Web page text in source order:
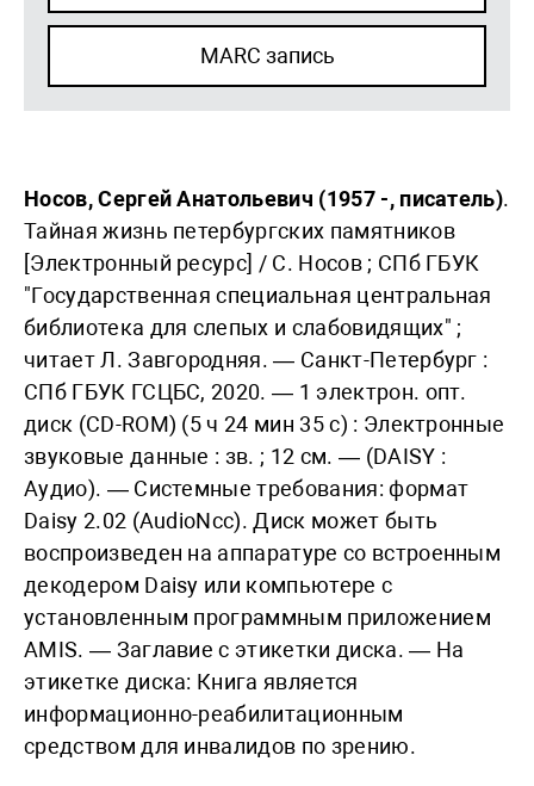
Носов, Сергей Анатольевич (1957 -, писатель).
Тайная жизнь петербургских памятников
[Электронный ресурс] / С. Носов ; СПб ГБУК
"Государственная специальная центральная
библиотека для слепых и слабовидящих" ;
читает Л. Завгородняя. — Санкт-Петербург :
СПб ГБУК ГСЦБС, 2020. — 1 электрон. опт.
диск (CD-ROM) (5 ч 24 мин 35 с) : Электронные
звуковые данные : зв. ; 12 см. — (DAISY :
Аудио). — Системные требования: формат
Daisy 2.02 (AudioNcc). Диск может быть
воспроизведен на аппаратуре со встроенным
декодером Daisy или компьютере с
установленным программным приложением
AMIS. — Заглавие с этикетки диска. — На
этикетке диска: Книга является
информационно-реабилитационным
средством для инвалидов по зрению.
MARC запись